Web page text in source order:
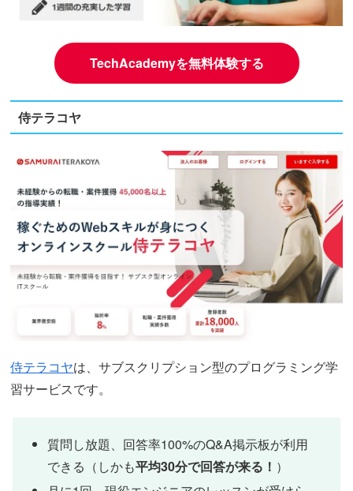
TechAcademyを無料体験する
侍テラコヤ
侍テラコヤは、サブスクリプション型のプログラミング学
習サービスです。
質問し放題、回答率100%のQ&A掲示板が利用
できる（しかも平均30分で回答が来る！ ）